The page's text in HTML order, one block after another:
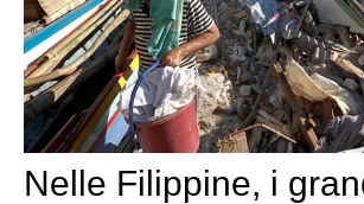
Nelle Filippine, i